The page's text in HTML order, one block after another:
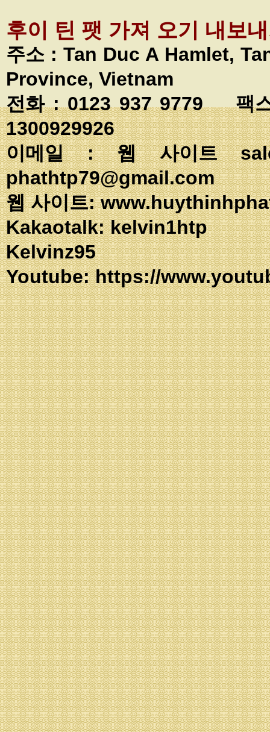
후이 틴 팻 가져 오기 내보
주소 : Tan Duc A Hamlet,
Province, Vietnam
전화 : 0123 937 9779 팩
1300929926
이메일 : 웹 사이트
phathtp79@gmail.com
웹 사이트:
Kakaotalk:
Kelvinz95
Youtube:https://